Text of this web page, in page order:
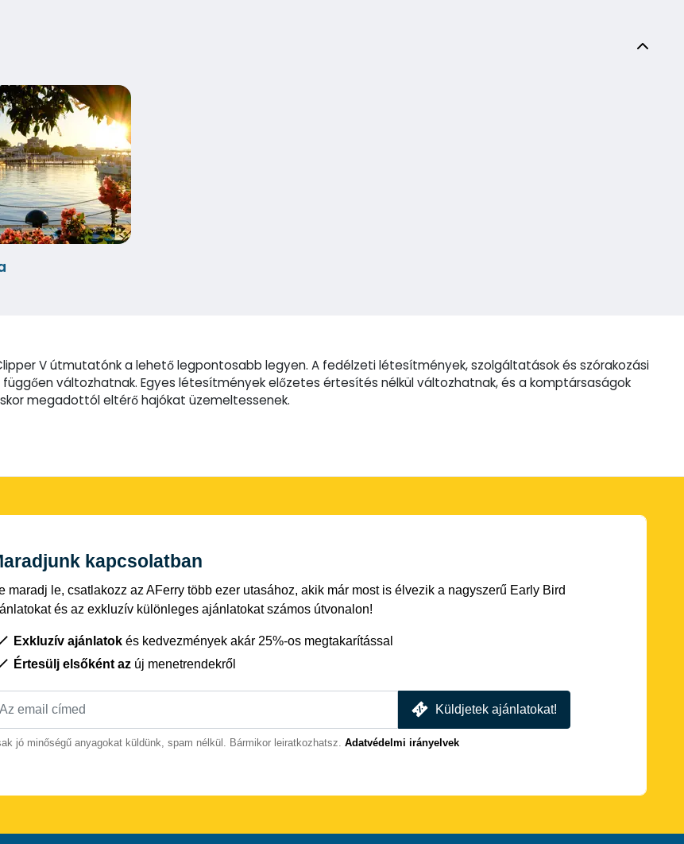
V útmutatónk a lehető legpontosabb legyen. A fedélzeti létesítmények, szolgáltatások és szórakozási
változhatnak. Egyes létesítmények előzetes értesítés nélkül változhatnak, és a komptársaságok
megadottól eltérő hajókat üzemeltessenek.
kapcsolatban
maradj le, csatlakozz az AFerry több ezer utasához, akik már most is élvezik a nagyszerű Early Bird
és az exkluzív különleges ajánlatokat számos útvonalon!
Exkluzív ajánlatok és kedvezmények akár 25%-os megtakarítással
Értesülj elsőként az új menetrendekről
Küldjetek ajánlatokat!
jó minőségű anyagokat küldünk, spam nélkül. Bármikor leiratkozhatsz. Adatvédelmi irányelvek